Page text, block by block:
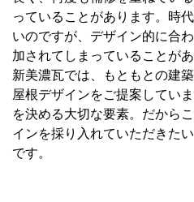
っていることがあります。時
いのですが、デザイン的に合
加されてしまっていることが
新美濃瓦では、もともとの建
屋根デザインをご提案してい
を決める大切な要素。だから
インを採り入れていただきた
です。